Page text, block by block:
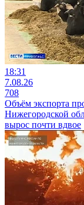
18:31
7.08.26
708
Объём экспорта
Нижегородской
вырос почти вдвое